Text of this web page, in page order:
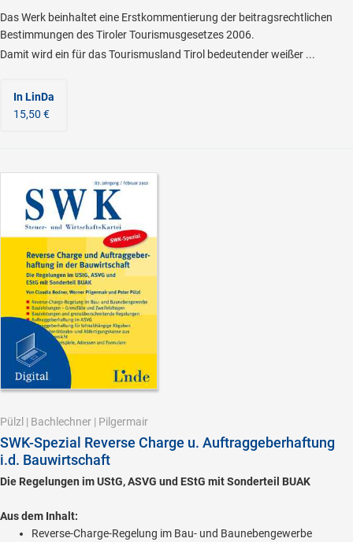
Das Werk beinhaltet eine Erstkommentierung der beitragsrechtlichen
Bestimmungen des Tiroler Tourismusgesetzes 2006.
Damit wird ein für das Tourismusland Tirol bedeutender weißer ...
In LinDa
15,50 €
Pülzl | Bachlechner | Pilgermair
SWK-Spezial Reverse Charge u. Auftraggeberhaftung
i.d. Bauwirtschaft
Die Regelungen im UStG, ASVG und EStG mit Sonderteil BUAK
Aus dem Inhalt:
Reverse-Charge-Regelung im Bau- und Baunebengewerbe